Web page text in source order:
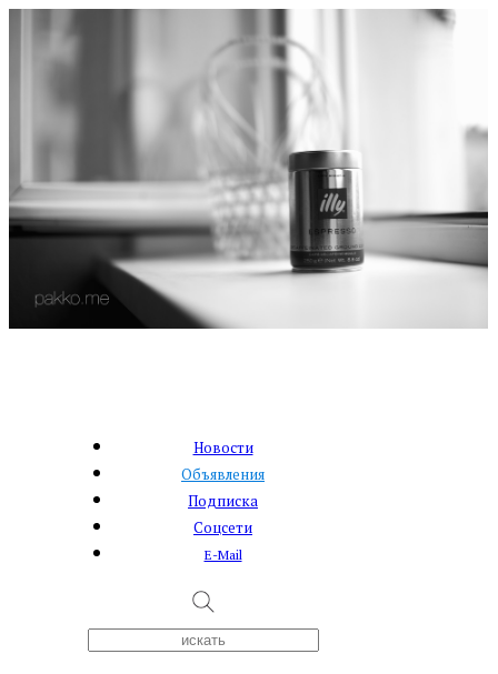
Новости
Объявления
Подписка
Соцсети
E-Mail